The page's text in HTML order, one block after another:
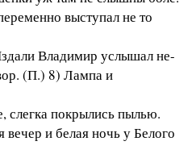
выступал не то
Владимир услышал не-
(П.) 8) Лампа и
слегка покрылись пылью.
и белая ночь у Белого